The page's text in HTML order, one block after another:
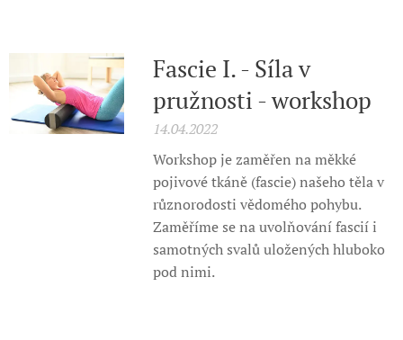
Fascie I. - Síla v
pružnosti - workshop
14.04.2022
Workshop je zaměřen na měkké
pojivové tkáně (fascie) našeho těla v
různorodosti vědomého pohybu.
Zaměříme se na uvolňování fascií i
samotných svalů uložených hluboko
pod nimi.